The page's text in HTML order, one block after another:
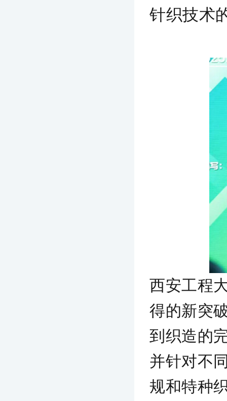
针织技术
西安工程
得的新突
到织造的
并针对不
规和特种